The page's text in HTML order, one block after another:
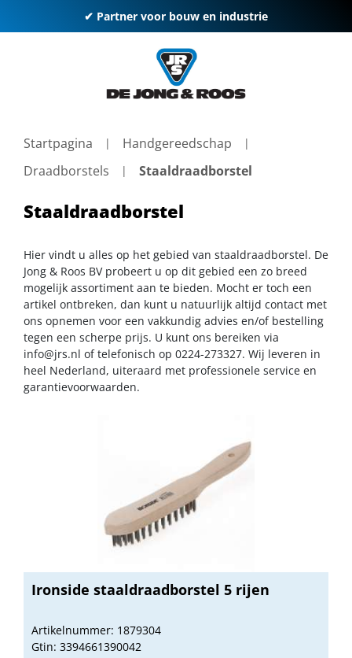
✔ Partner voor bouw en industrie
Startpagina
Handgereedschap
Draadborstels
Staaldraadborstel
Staaldraadborstel
Hier vindt u alles op het gebied van staaldraadborstel. De
Jong & Roos BV probeert u op dit gebied een zo breed
mogelijk assortiment aan te bieden. Mocht er toch een
artikel ontbreken, dan kunt u natuurlijk altijd contact met
ons opnemen voor een vakkundig advies en/of bestelling
tegen een scherpe prijs. U kunt ons bereiken via
info@jrs.nl of telefonisch op 0224-273327. Wij leveren in
heel Nederland, uiteraard met professionele service en
garantievoorwaarden.
Ironside staaldraadborstel 5 rijen
Artikelnummer: 1879304
Gtin: 3394661390042